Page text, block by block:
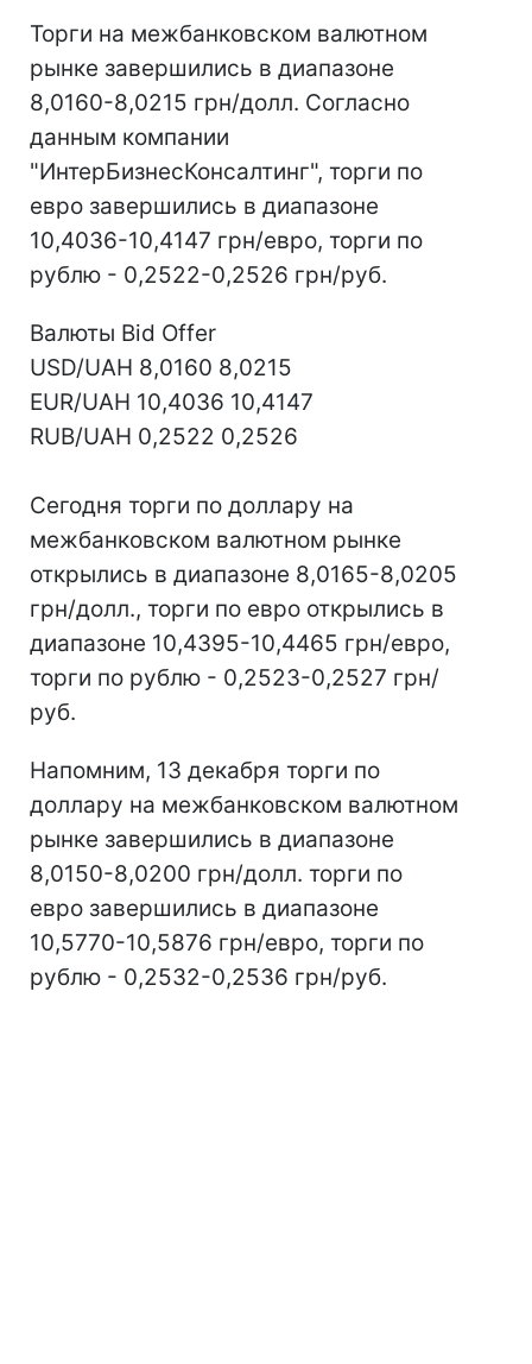
Торги на межбанковском валютном
рынке завершились в диапазоне
8,0160-8,0215 грн/долл. Согласно
данным компании
"ИнтерБизнесКонсалтинг", торги по
евро завершились в диапазоне
10,4036-10,4147 грн/евро, торги по
рублю - 0,2522-0,2526 грн/руб.
Валюты Bid Offer
USD/UAH 8,0160 8,0215
EUR/UAH 10,4036 10,4147
RUB/UAH 0,2522 0,2526
Сегодня торги по доллару на
межбанковском валютном рынке
открылись в диапазоне 8,0165-8,0205
грн/долл., торги по евро открылись в
диапазоне 10,4395-10,4465 грн/евро,
торги по рублю - 0,2523-0,2527 грн/
руб.
Напомним, 13 декабря торги по
доллару на межбанковском валютном
рынке завершились в диапазоне
8,0150-8,0200 грн/долл. торги по
евро завершились в диапазоне
10,5770-10,5876 грн/евро, торги по
рублю - 0,2532-0,2536 грн/руб.